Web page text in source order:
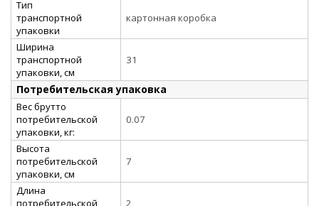
Тип
транспортной
упаковки
картонная коробка
Ширина
транспортной
упаковки, см
31
Потребительская упаковка
Вес брутто
потребительской
упаковки, кг:
0.07
Высота
потребительской
упаковки, см
7
Длина
потребительской
2